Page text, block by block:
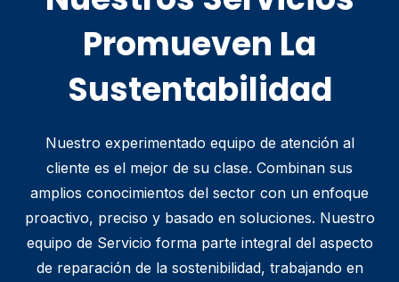
Promueven La
Sustentabilidad
Nuestro experimentado equipo de atención al
cliente es el mejor de su clase. Combinan sus
amplios conocimientos del sector con un enfoque
proactivo, preciso y basado en soluciones. Nuestro
equipo de Servicio forma parte integral del aspecto
de reparación de la sostenibilidad, trabajando en